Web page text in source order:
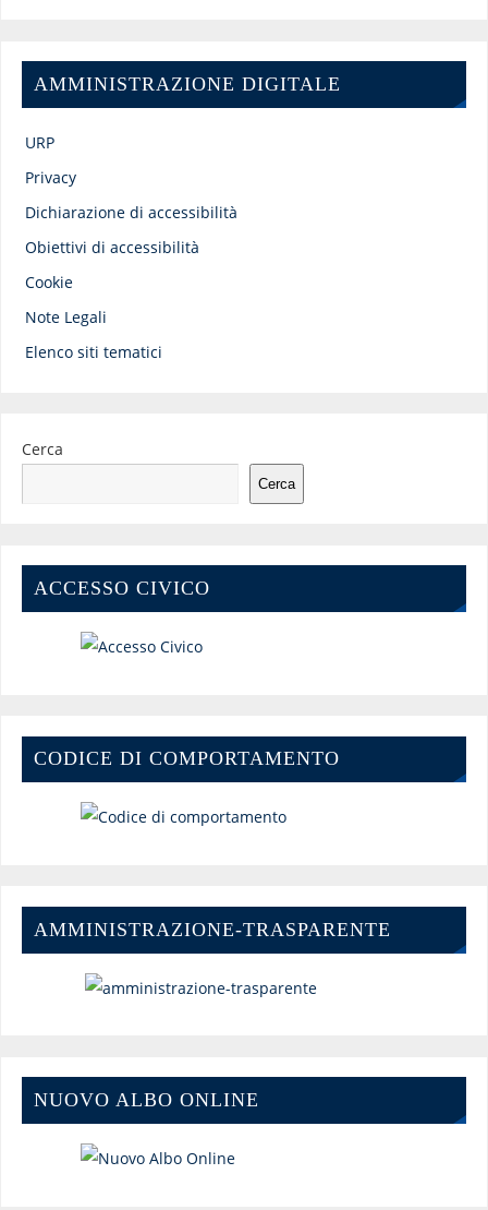
AMMINISTRAZIONE DIGITALE
URP
Privacy
Dichiarazione di accessibilità
Obiettivi di accessibilità
Cookie
Note Legali
Elenco siti tematici
Cerca
Cerca
ACCESSO CIVICO
CODICE DI COMPORTAMENTO
AMMINISTRAZIONE-TRASPARENTE
NUOVO ALBO ONLINE